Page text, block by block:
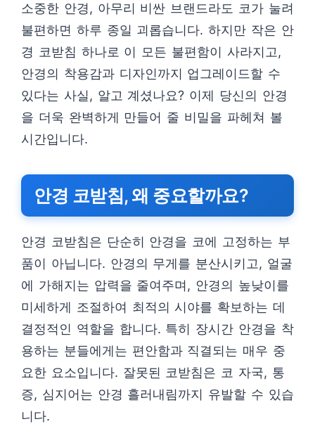
소중한 안경, 아무리 비싼 브랜드라도 코가 눌려
불편하면 하루 종일 괴롭습니다. 하지만 작은 안
경 코받침 하나로 이 모든 불편함이 사라지고,
안경의 착용감과 디자인까지 업그레이드할 수
있다는 사실, 알고 계셨나요? 이제 당신의 안경
을 더욱 완벽하게 만들어 줄 비밀을 파헤쳐 볼
시간입니다.
안경 코받침, 왜 중요할까요?
안경 코받침은 단순히 안경을 코에 고정하는 부
품이 아닙니다. 안경의 무게를 분산시키고, 얼굴
에 가해지는 압력을 줄여주며, 안경의 높낮이를
미세하게 조절하여 최적의 시야를 확보하는 데
결정적인 역할을 합니다. 특히 장시간 안경을 착
용하는 분들에게는 편안함과 직결되는 매우 중
요한 요소입니다. 잘못된 코받침은 코 자국, 통
증, 심지어는 안경 흘러내림까지 유발할 수 있습
니다.